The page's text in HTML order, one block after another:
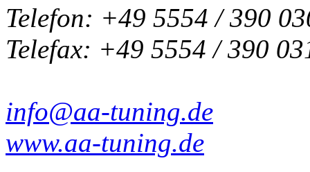
Telefon: +49 5554 / 390
Telefax: +49 5554 / 390
info@aa-tuning.de
www.aa-tuning.de